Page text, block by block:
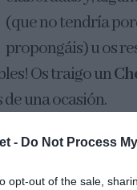
- Do Not Process
opt-out of the sale,
(que no tendría
propongáis) u os
Os traigo un
una ocasión.
veces la he
a esta, en un